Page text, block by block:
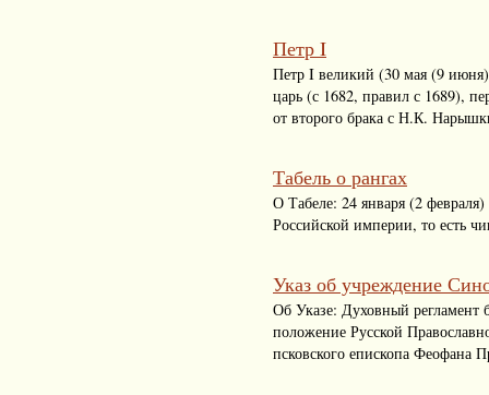
Петр I
Петр I великий (30 мая (9
царь (с 1682, правил с 1689),
от второго брака с Н.К.
Табель о рангах
О Табеле: 24 января (2
Российской империи, то есть
Указ об учреждение
Об Указе: Духовный регламент
положение Русской
псковского епископа Феофана